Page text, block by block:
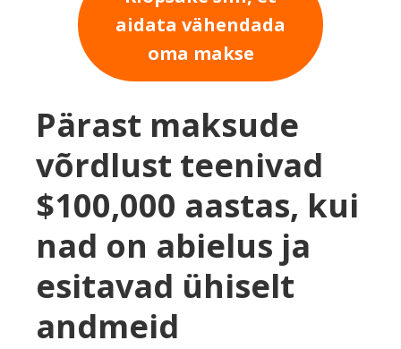
aidata vähendada
oma makse
Pärast maksude
võrdlust teenivad
$100,000 aastas, kui
nad on abielus ja
esitavad ühiselt
andmeid